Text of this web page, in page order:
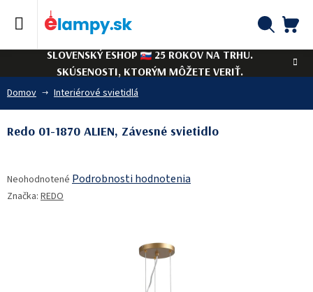
SLOVENSKÝ ESHOP
25 ROKOV NA TRHU.
SKÚSENOSTI, KTORÝM MÔŽETE VERIŤ.
Domov Interiérové svietidlá
Redo 01-1870 ALIEN, Závesné svietidlo
hodnotenie
produktu
Neohodnotené Podrobnosti hodnotenia
Značka: REDO